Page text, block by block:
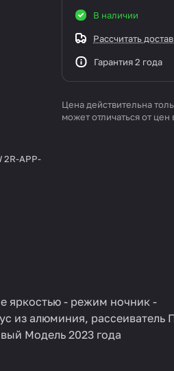
2R-APP-
В наличии
Рассчитать
Гарантия 2 года
Цена действительна
может отличаться от
яркостью - режим ночник -
из алюминия, рассеиватель
Модель 2023 года